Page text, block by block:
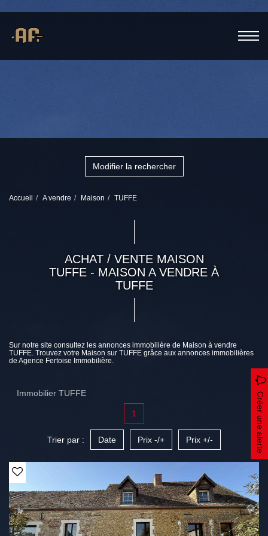
Modifier la rechercher
Accueil A vendre Maison TUFFE
ACHAT / VENTE MAISON
TUFFE - MAISON A VENDRE À
TUFFE
Sur notre site consultez les annonces immobilière de Maison à vendre
TUFFE. Trouvez votre Maison sur TUFFE grâce aux annonces immobilières
de Agence Fertoise Immobilière.
Immobilier TUFFE Créer une alerte
1
Trier par : Date Prix -/+ Prix +/-